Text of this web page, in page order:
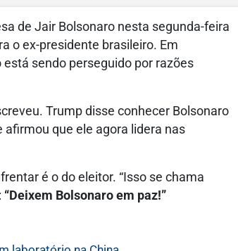
de Jair Bolsonaro nesta segunda-feira
o ex-presidente brasileiro. Em
sendo perseguido por razões
Trump disse conhecer Bolsonaro
afirmou que ele agora lidera nas
é o do eleitor. “Isso se chama
“Deixem Bolsonaro em paz!”